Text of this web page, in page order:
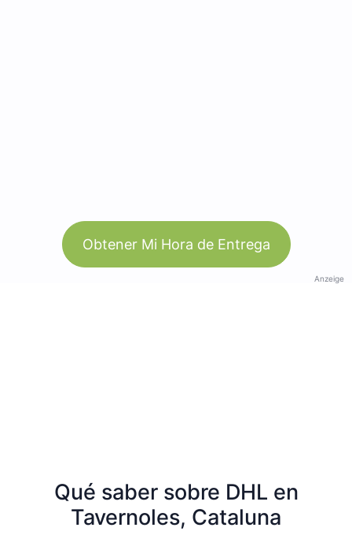
Obtener Mi Hora de Entrega
Anzeige
Qué saber sobre DHL en
Tavernoles, Cataluna